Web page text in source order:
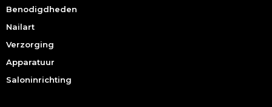
Benodigdheden
Nailart
Verzorging
Apparatuur
Saloninrichting